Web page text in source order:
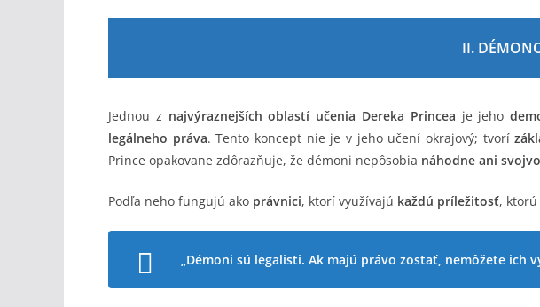
II.
Jednou z najvýraznejších oblastí učenia Dereka Princea je jeho
legálneho práva. Tento koncept nie je v jeho učení okrajový; tvorí
Prince opakovane zdôrazňuje, že démoni nepôsobia náhodne ani
Podľa neho fungujú ako právnici, ktorí využívajú každú príležitosť, ktorú
„Démoni sú legalisti. Ak majú právo zostať, nemôžete